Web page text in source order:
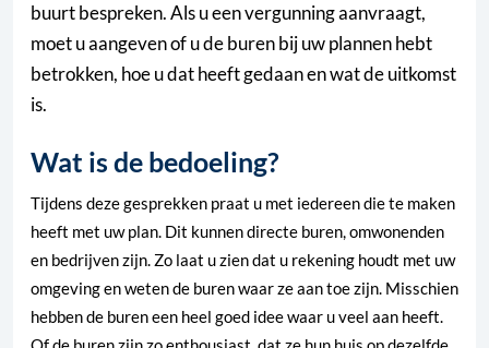
buurt bespreken. Als u een vergunning aanvraagt,
moet u aangeven of u de buren bij uw plannen hebt
betrokken, hoe u dat heeft gedaan en wat de uitkomst
is.
Wat is de bedoeling?
Tijdens deze gesprekken praat u met iedereen die te maken
heeft met uw plan. Dit kunnen directe buren, omwonenden
en bedrijven zijn. Zo laat u zien dat u rekening houdt met uw
omgeving en weten de buren waar ze aan toe zijn. Misschien
hebben de buren een heel goed idee waar u veel aan heeft.